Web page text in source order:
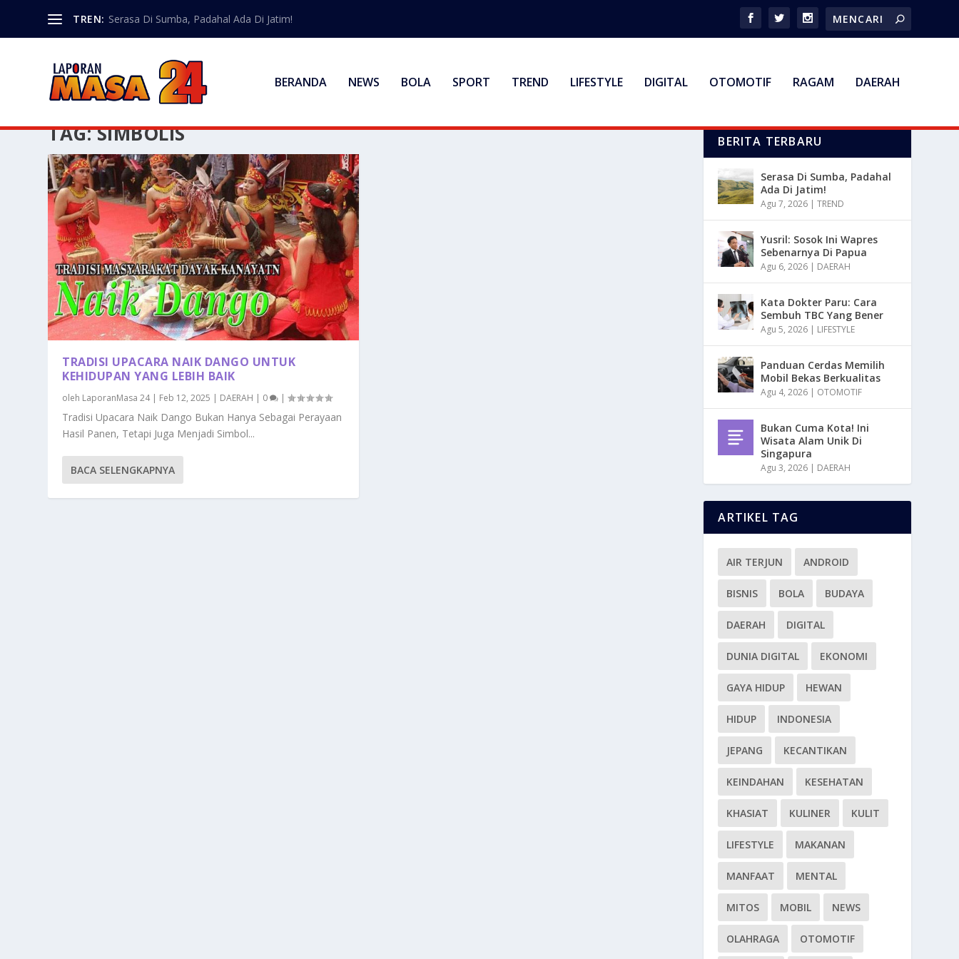
TREN: Serasa Di Sumba, Padahal Ada Di Jatim!
BERANDA NEWS BOLA SPORT TREND LIFESTYLE DIGITAL OTOMOTIF RAGAM DAERAH
TAG:SIMBOLIS
TRADISI UPACARA NAIK DANGO UNTUK
KEHIDUPAN YANG LEBIH BAIK
oleh LaporanMasa 24| Feb 12, 2025 DAERAH 0 |
Tradisi Upacara Naik Dango Bukan Hanya Sebagai Perayaan
Hasil Panen, Tetapi Juga Menjadi Simbol...
BACA SELENGKAPNYA
BERITA TERBARU
Serasa Di Sumba, Padahal
Ada Di Jatim!
Agu 7, 2026 |TREND
Yusril: Sosok Ini Wapres
Sebenarnya Di Papua
Agu 6, 2026 | DAERAH
Kata Dokter Paru: Cara
Sembuh TBC Yang Bener
Agu 5, 2026 | LIFESTYLE
Panduan Cerdas Memilih
Mobil Bekas Berkualitas
Agu 4, 2026 | OTOMOTIF
Bukan Cuma Kota! Ini
Wisata Alam Unik Di
Singapura
Agu 3, 2026 | DAERAH
ARTIKEL TAG
AIR TERJUN ANDROID
BISNIS BOLA BUDAYA
DAERAH DIGITAL
DUNIA DIGITAL EKONOMI
GAYA HIDUP HEWAN
HIDUP INDONESIA
JEPANG KECANTIKAN
KEINDAHAN KESEHATAN
KHASIAT KULINER KULIT
LIFESTYLE MAKANAN
MANFAAT MENTAL
MITOS MOBIL NEWS
OLAHRAGA OTOMOTIF